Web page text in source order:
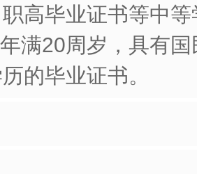
高毕业证书等中
满20周岁，具有
的毕业证书。